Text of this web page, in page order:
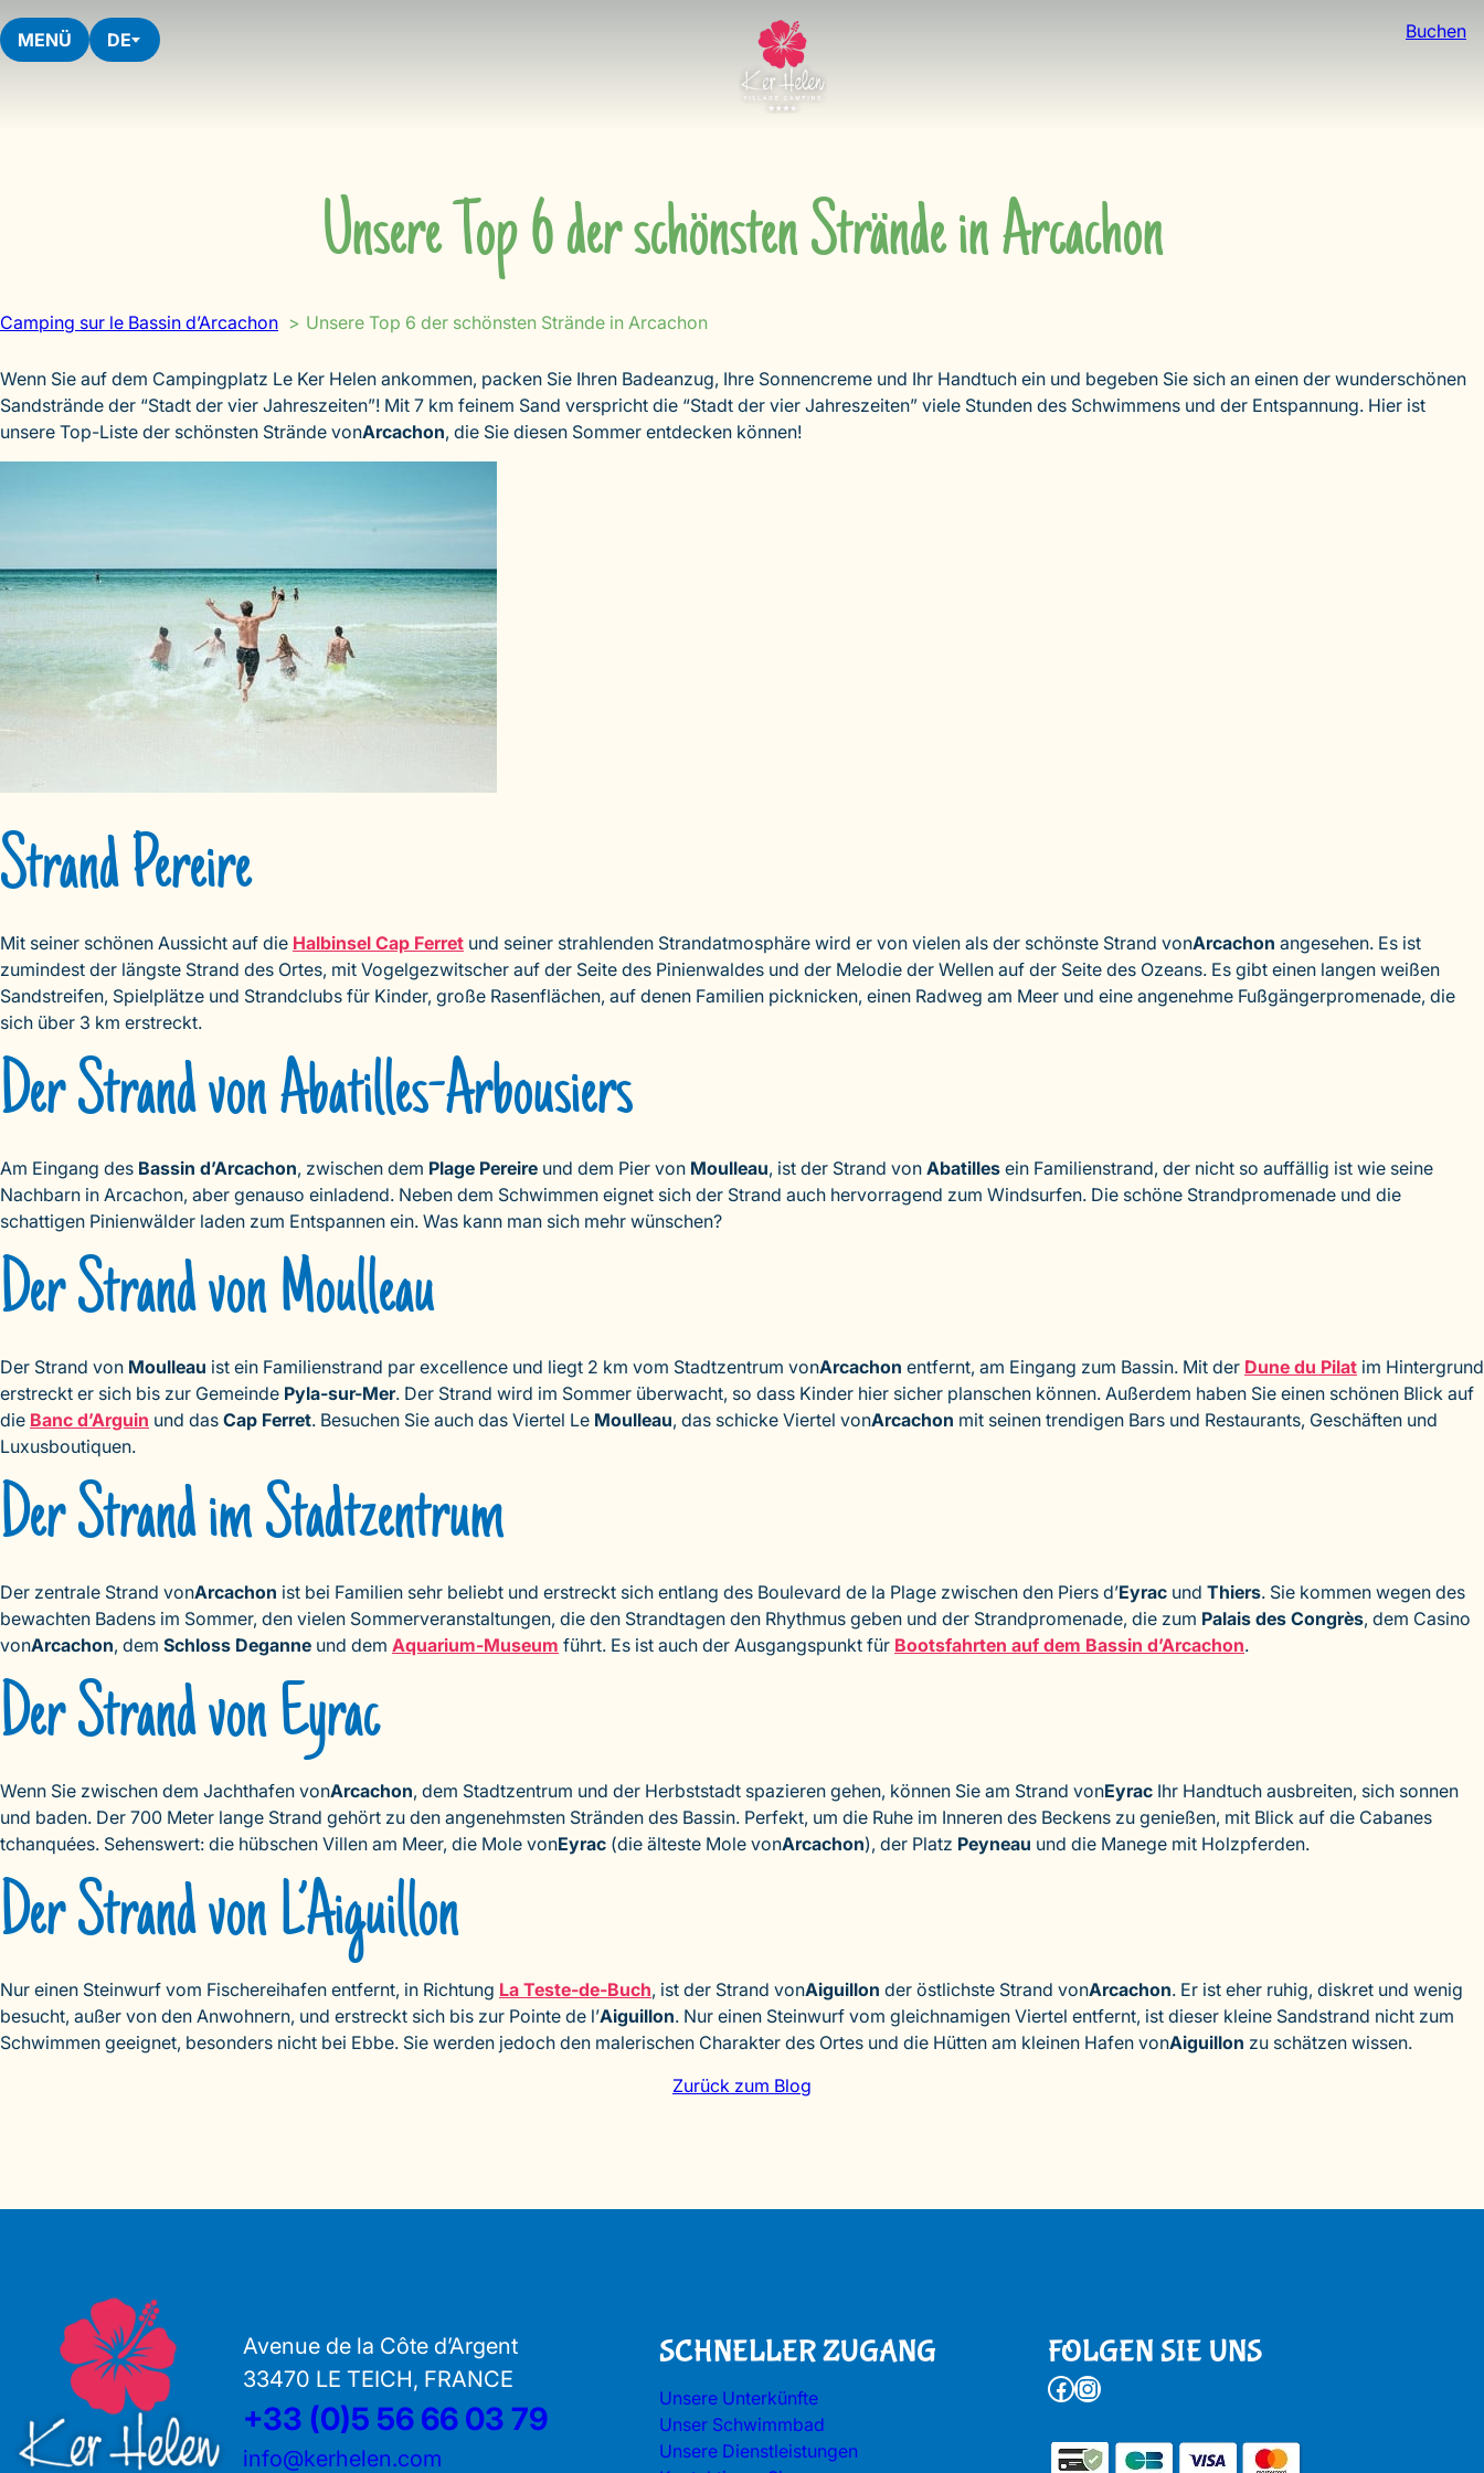
Skip
to
content
MENÜ DE Buchen
Unsere Top 6 der schönsten Strände in Arcachon
Camping sur le Bassin d’Arcachon Unsere Top 6 der schönsten Strände in Arcachon
Wenn Sie auf dem Campingplatz Le Ker Helen ankommen, packen Sie Ihren Badeanzug, Ihre Sonnencreme und Ihr Handtuch ein und begeben Sie sich an einen der wunderschönen
Sandstrände der “Stadt der vier Jahreszeiten”! Mit 7 km feinem Sand verspricht die “Stadt der vier Jahreszeiten” viele Stunden des Schwimmens und der Entspannung. Hier ist
unsere Top-Liste der schönsten Strände vonArcachon, die Sie diesen Sommer entdecken können!
Strand Pereire
Mit seiner schönen Aussicht auf die Halbinsel Cap Ferret und seiner strahlenden Strandatmosphäre wird er von vielen als der schönste Strand vonArcachon angesehen. Es ist
zumindest der längste Strand des Ortes, mit Vogelgezwitscher auf der Seite des Pinienwaldes und der Melodie der Wellen auf der Seite des Ozeans. Es gibt einen langen weißen
Sandstreifen, Spielplätze und Strandclubs für Kinder, große Rasenflächen, auf denen Familien picknicken, einen Radweg am Meer und eine angenehme Fußgängerpromenade, die
sich über 3 km erstreckt.
Der Strand von Abatilles-Arbousiers
Am Eingang des Bassin d’Arcachon, zwischen dem Plage Pereire und dem Pier von Moulleau, ist der Strand von Abatilles ein Familienstrand, der nicht so auffällig ist wie seine
Nachbarn in Arcachon, aber genauso einladend. Neben dem Schwimmen eignet sich der Strand auch hervorragend zum Windsurfen. Die schöne Strandpromenade und die
schattigen Pinienwälder laden zum Entspannen ein. Was kann man sich mehr wünschen?
Der Strand von Moulleau
Der Strand von Moulleau ist ein Familienstrand par excellence und liegt 2 km vom Stadtzentrum vonArcachon entfernt, am Eingang zum Bassin. Mit der Dune du Pilat im Hintergrund
erstreckt er sich bis zur Gemeinde Pyla-sur-Mer. Der Strand wird im Sommer überwacht, so dass Kinder hier sicher planschen können. Außerdem haben Sie einen schönen Blick auf
die Banc d’Arguin und das Cap Ferret. Besuchen Sie auch das Viertel Le Moulleau, das schicke Viertel vonArcachon mit seinen trendigen Bars und Restaurants, Geschäften und
Luxusboutiquen.
Der Strand im Stadtzentrum
Der zentrale Strand vonArcachon ist bei Familien sehr beliebt und erstreckt sich entlang des Boulevard de la Plage zwischen den Piers d’Eyrac und Thiers. Sie kommen wegen des
bewachten Badens im Sommer, den vielen Sommerveranstaltungen, die den Strandtagen den Rhythmus geben und der Strandpromenade, die zum Palais des Congrès, dem Casino
vonArcachon, dem Schloss Deganne und dem Aquarium-Museum führt. Es ist auch der Ausgangspunkt für Bootsfahrten auf dem Bassin d’Arcachon.
Der Strand von Eyrac
Wenn Sie zwischen dem Jachthafen vonArcachon, dem Stadtzentrum und der Herbststadt spazieren gehen, können Sie am Strand vonEyrac Ihr Handtuch ausbreiten, sich sonnen
und baden. Der 700 Meter lange Strand gehört zu den angenehmsten Stränden des Bassin. Perfekt, um die Ruhe im Inneren des Beckens zu genießen, mit Blick auf die Cabanes
tchanquées. Sehenswert: die hübschen Villen am Meer, die Mole vonEyrac (die älteste Mole vonArcachon), der Platz Peyneau und die Manege mit Holzpferden.
Der Strand von L’Aiguillon
Nur einen Steinwurf vom Fischereihafen entfernt, in Richtung La Teste-de-Buch, ist der Strand vonAiguillon der östlichste Strand vonArcachon. Er ist eher ruhig, diskret und wenig
besucht, außer von den Anwohnern, und erstreckt sich bis zur Pointe de l’Aiguillon. Nur einen Steinwurf vom gleichnamigen Viertel entfernt, ist dieser kleine Sandstrand nicht zum
Schwimmen geeignet, besonders nicht bei Ebbe. Sie werden jedoch den malerischen Charakter des Ortes und die Hütten am kleinen Hafen vonAiguillon zu schätzen wissen.
Zurück zum Blog
Avenue de la Côte d’Argent
33470 LE TEICH, FRANCE
+33 (0)5 56 66 03 79
info@kerhelen.com
SCHNELLER ZUGANG
Unsere Unterkünfte
Unser Schwimmbad
Unsere Dienstleistungen
FOLGEN SIE UNS
Facebook Instagram